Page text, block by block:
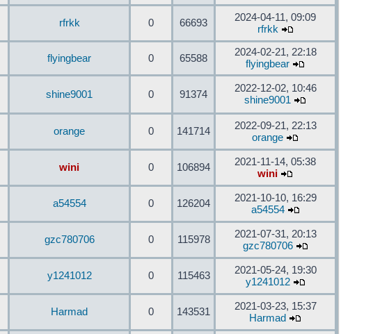
rfrkk 0 66693
2024-04-11, 09:09
rfrkk
flyingbear 0 65588
2024-02-21, 22:18
flyingbear
shine9001 0 91374
2022-12-02, 10:46
shine9001
orange 0 141714
2022-09-21, 22:13
orange
wini 0 106894
2021-11-14, 05:38
wini
a54554 0 126204
2021-10-10, 16:29
a54554
gzc780706 0 115978
2021-07-31, 20:13
gzc780706
y1241012 0 115463
2021-05-24, 19:30
y1241012
Harmad 0 143531
2021-03-23, 15:37
Harmad